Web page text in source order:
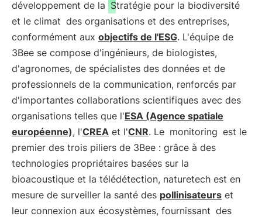
développement de la Stratégie pour la biodiversité
et le climat des organisations et des entreprises,
conformément aux objectifs de l'ESG. L'équipe de
3Bee se compose d'ingénieurs, de biologistes,
d'agronomes, de spécialistes des données et de
professionnels de la communication, renforcés par
d'importantes collaborations scientifiques avec des
organisations telles que l'ESA (Agence spatiale
européenne), l'CREA et l'CNR. Le monitoring est le
premier des trois piliers de 3Bee : grâce à des
technologies propriétaires basées sur la
bioacoustique et la télédétection, naturetech est en
mesure de surveiller la santé des pollinisateurs et
leur connexion aux écosystèmes, fournissant des